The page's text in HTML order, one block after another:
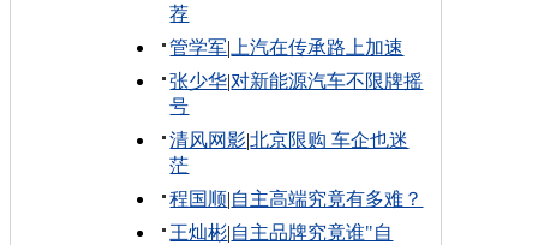
荐
管学军| 上汽在传承路上加速
张少华|对新能源汽车不限牌摇
号
清风网影|北京限购 车企也迷
茫
程国顺|自主高端究竟有多难？
王灿彬|自主品牌究竟谁"自